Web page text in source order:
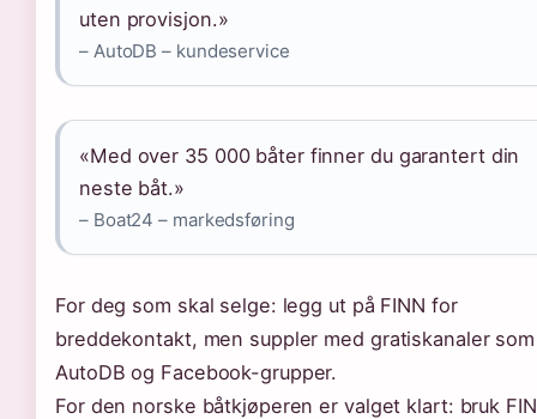
uten provisjon.»
– AutoDB – kundeservice
«Med over 35 000 båter finner du garantert din
neste båt.»
– Boat24 – markedsføring
For deg som skal selge: legg ut på FINN for
breddekontakt, men suppler med gratiskanaler som
AutoDB og Facebook-grupper.
For den norske båtkjøperen er valget klart: bruk